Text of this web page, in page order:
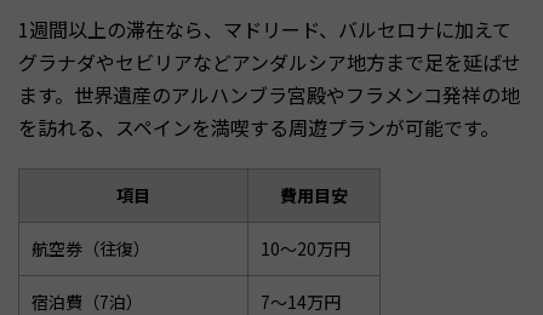
1週間以上の滞在なら、マドリード、バルセロナに加えて
グラナダやセビリアなどアンダルシア地方まで足を延ばせ
ます。世界遺産のアルハンブラ宮殿やフラメンコ発祥の地
を訪れる、スペインを満喫する周遊プランが可能です。
項目 費用目安
航空券（往復） 10〜20万円
宿泊費（7泊） 7〜14万円